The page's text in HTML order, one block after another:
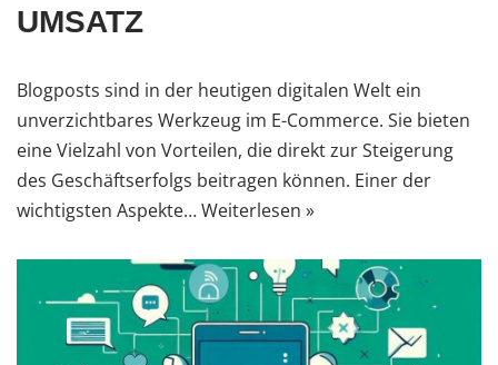
UMSATZ
Blogposts sind in der heutigen digitalen Welt ein
unverzichtbares Werkzeug im E-Commerce. Sie bieten
eine Vielzahl von Vorteilen, die direkt zur Steigerung
des Geschäftserfolgs beitragen können. Einer der
wichtigsten Aspekte…Weiterlesen »